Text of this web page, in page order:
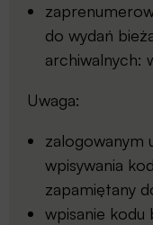
do wydań
archiwalnych:
Uwaga:
zalogowanym
wpisywania
zapamiętany
wpisanie kodu